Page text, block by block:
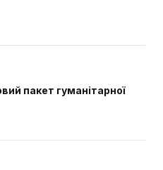
пакет гуманітарної